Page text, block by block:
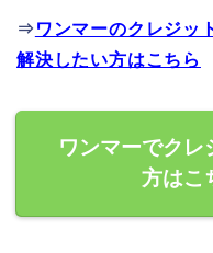
⇒ ワンマーのクレジッ
解決したい方はこちら
ワンマーでクレ
方はこ